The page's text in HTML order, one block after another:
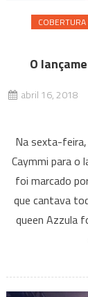
COBERTURA
O
abril 16, 2018
Na sexta-
Caymmi para o
foi marcado
que cantava
queen Azzula